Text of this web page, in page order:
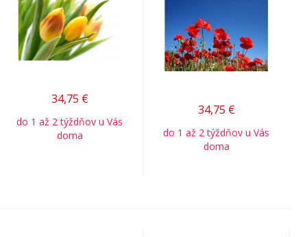
34,75 €
do 1 až 2 týždňov u Vás
doma
34,75 €
do 1 až 2 týždňov u Vás
doma